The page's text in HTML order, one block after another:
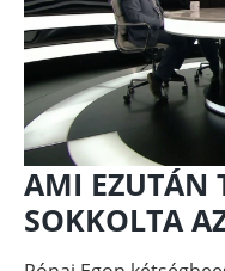
AMI EZUTÁN
SOKKOLTA